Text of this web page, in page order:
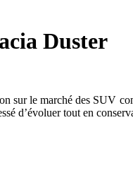
Duster
sur le marché des SUV
d’évoluer tout en